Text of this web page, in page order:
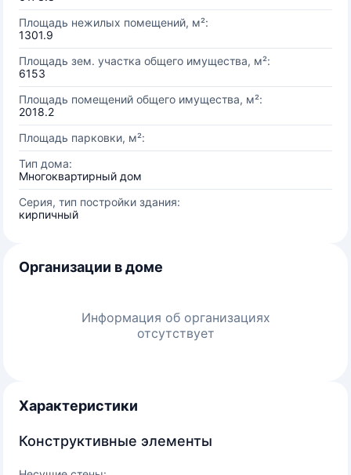
Площадь нежилых помещений, м²:
1301.9
Площадь зем. участка общего имущества, м²:
6153
Площадь помещений общего имущества, м²:
2018.2
Площадь парковки, м²:
Тип дома:
Многоквартирный дом
Серия, тип постройки здания:
кирпичный
Организации в доме
Информация об организациях
отсутствует
Характеристики
Конструктивные элементы